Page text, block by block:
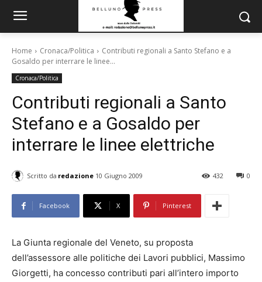
Home Cronaca/Politica
Contributi regionali a Santo Stefano e a
Gosaldo per interrare le linee...
Cronaca/Politica
Contributi regionali a Santo
Stefano e a Gosaldo per
interrare le linee elettriche
Scritto da redazione 10 Giugno 2009 0
432
Facebook X Pinterest
La Giunta regionale del Veneto, su proposta
dell’assessore alle politiche dei Lavori pubblici, Massimo
Giorgetti, ha concesso contributi pari all’intero importo